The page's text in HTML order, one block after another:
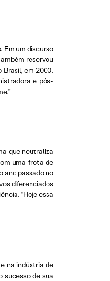
Em um discurso
reservou
Brasil, em 2000.
e pós-
que neutraliza
uma frota de
ano passado no
diferenciados
“Hoje essa
na indústria de
sucesso de sua